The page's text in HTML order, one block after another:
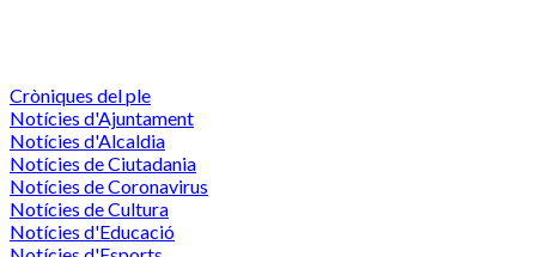
Cròniques del ple
Notícies d'Ajuntament
Notícies d'Alcaldia
Notícies de Ciutadania
Notícies de Coronavirus
Notícies de Cultura
Notícies d'Educació